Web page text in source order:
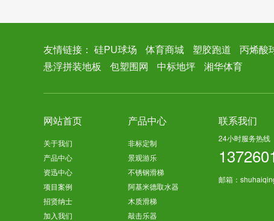
友情链接： 硅PU球场 体育商城 塑胶跑道 丙烯酸
悬浮拼装地板
包塑围网 中标地坪 湘华体育
网站首页
关于我们
产品中心
资迅中心
项目案例
招贤纳士
加入我们
产品中心
非标定制
景观游乐
不锈钢滑梯
阿基米德取水器
木质滑梯
敲击乐器
联系我们
24小时服务热线
邮箱：